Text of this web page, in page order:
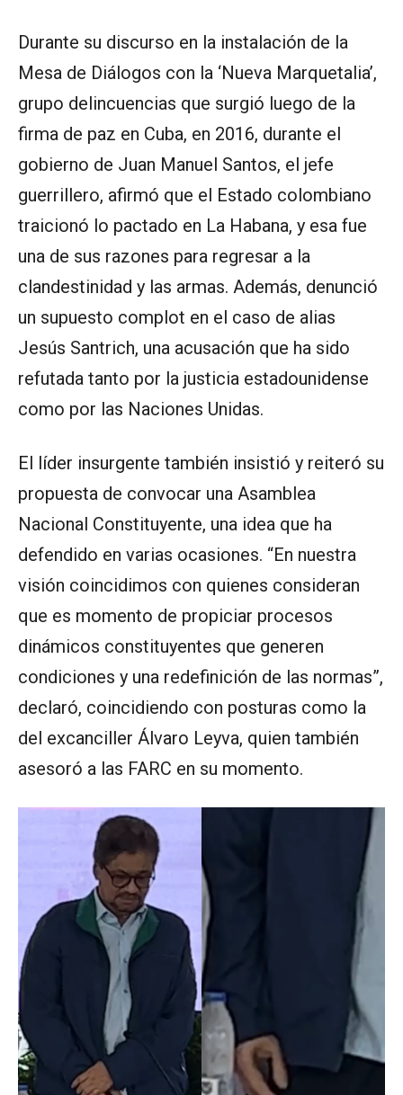
Durante su discurso en la instalación de la
Mesa de Diálogos con la ‘Nueva Marquetalia’,
grupo delincuencias que surgió luego de la
firma de paz en Cuba, en 2016, durante el
gobierno de Juan Manuel Santos, el jefe
guerrillero, afirmó que el Estado colombiano
traicionó lo pactado en La Habana, y esa fue
una de sus razones para regresar a la
clandestinidad y las armas. Además, denunció
un supuesto complot en el caso de alias
Jesús Santrich, una acusación que ha sido
refutada tanto por la justicia estadounidense
como por las Naciones Unidas.
El líder insurgente también insistió y reiteró su
propuesta de convocar una Asamblea
Nacional Constituyente, una idea que ha
defendido en varias ocasiones. “En nuestra
visión coincidimos con quienes consideran
que es momento de propiciar procesos
dinámicos constituyentes que generen
condiciones y una redefinición de las normas”,
declaró, coincidiendo con posturas como la
del excanciller Álvaro Leyva, quien también
asesoró a las FARC en su momento.